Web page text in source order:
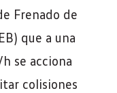
Frenado de
que a una
se acciona
colisiones